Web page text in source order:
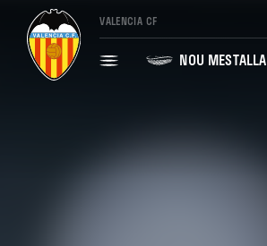
VALENCIA CF
NOU MESTALLA